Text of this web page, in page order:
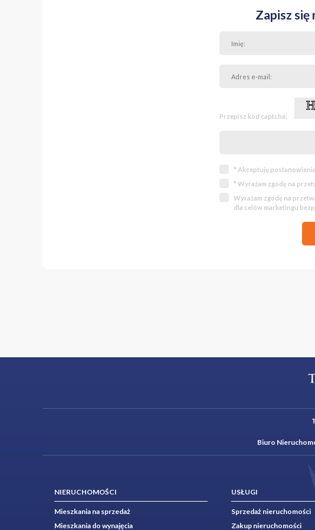
Zapisz się
Przepisz kod captcha:
* Akceptuję postanowienia
* Wyrażam zgodę na
Wyrażam zgodę na
dla celów marketingu
Biuro
NIERUCHOMOŚCI
Mieszkania na sprzedaż
Mieszkania do wynajęcia
USŁUGI
Sprzedaż nieruchomości
Zakup nieruchomości